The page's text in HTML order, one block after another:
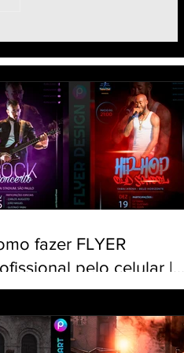
DUAL FOTO | Como
duas fotos na mesma
| Usar e Fazer Edit
app grátis
fazer FLYER
pelo celular |
banner para Evento |
Panfleto PicsArt